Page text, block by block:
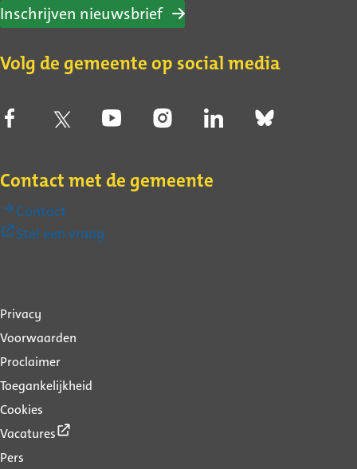
Inschrijven nieuwsbrief
Volg de gemeente op social media
Contact met de gemeente
Contact
Stel een vraag
Over
deze
website
Privacy
Voorwaarden
Proclaimer
Toegankelijkheid
Cookies
Vacatures
Pers